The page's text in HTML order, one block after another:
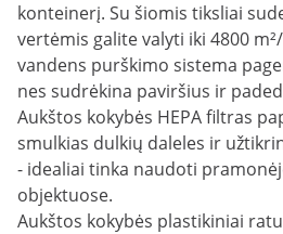
konteinerį. Su šiomis tiksliai
vertėmis galite valyti iki 4800
vandens purškimo sistema
nes sudrėkina paviršius ir
Aukštos kokybės HEPA filtras
smulkias dulkių daleles ir
- idealiai tinka naudoti
objektuose.
Aukštos kokybės plastikiniai